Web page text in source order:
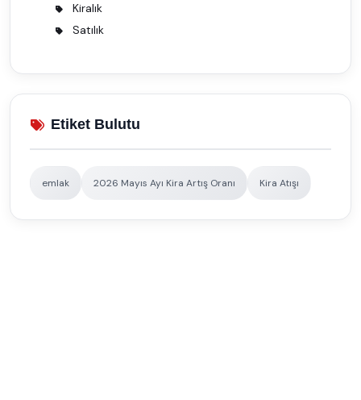
Kiralık
Satılık
Etiket Bulutu
emlak 2026 Mayıs Ayı Kira Artış Oranı Kira Atışı